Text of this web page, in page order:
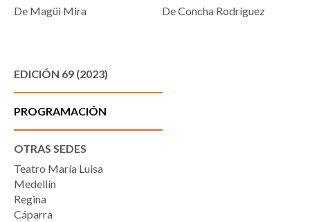
De Magüi Mira De Concha Rodríguez
EDICIÓN 69 (2023)
PROGRAMACIÓN
OTRAS SEDES
Teatro María Luisa
Medellín
Regina
Cáparra